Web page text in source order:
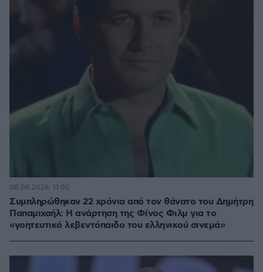
Συμπληρώθηκαν 22 χρόνια από τον θάνατο του Δημήτρη
Παπαμιχαήλ: Η ανάρτηση της Φίνος Φιλμ για το
«γοητευτικό λεβεντόπαιδο του ελληνικού σινεμά»
08.08.2026, 11:05